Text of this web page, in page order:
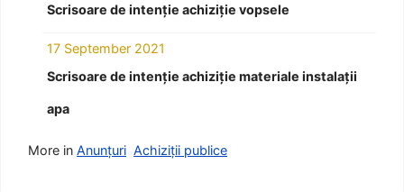
Scrisoare de intenție achiziție vopsele
17 September 2021
Scrisoare de intenție achiziție materiale instalații
apa
More in Anunțuri Achiziții publice